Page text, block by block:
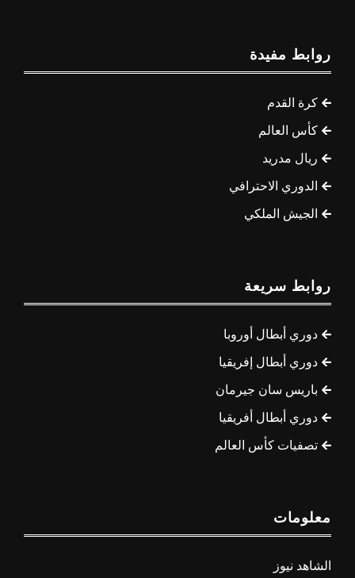
روابط مفيدة
كرة القدم
كأس العالم
ريال مدريد
الدوري الاحترافي
الجيش الملكي
روابط سريعة
دوري أبطال أوروبا
دوري أبطال إفريقيا
باريس سان جيرمان
دوري أبطال أفريقيا
تصفيات كأس العالم
معلومات
الشاهد نيوز